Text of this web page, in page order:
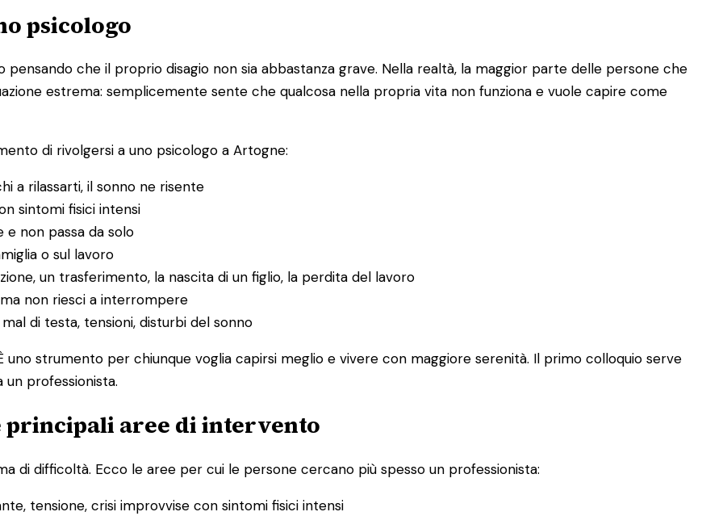
psicologo
che il proprio disagio non sia abbastanza grave. Nella realtà, la maggior parte delle persone che
estrema: semplicemente sente che qualcosa nella propria vita non funziona e vuole capire come
di rivolgersi a uno psicologo a Artogne:
a rilassarti, il sonno ne risente
sintomi fisici intensi
non passa da solo
o sul lavoro
un trasferimento, la nascita di un figlio, la perdita del lavoro
non riesci a interrompere
di testa, tensioni, disturbi del sonno
strumento per chiunque voglia capirsi meglio e vivere con maggiore serenità. Il primo colloquio serve
un professionista.
principali aree di intervento
di difficoltà. Ecco le aree per cui le persone cercano più spesso un professionista:
tensione, crisi improvvise con sintomi fisici intensi